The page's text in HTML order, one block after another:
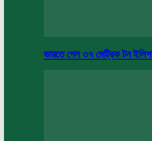
ভারতে গেল ৩৭ মেট্রিক টন ইলিশ